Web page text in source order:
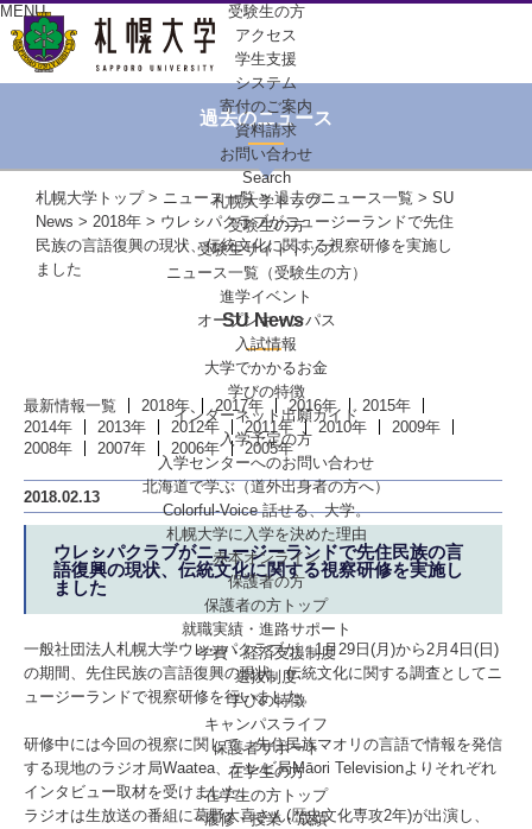
MENU
受験生の方
アクセス
学生支援
システム
寄付のご案内
資料請求
お問い合わせ
Search
札幌大学トップ
受験生の方
受験生サイトトップ
ニュース一覧（受験生の方）
進学イベント
オープンキャンパス
入試情報
大学でかかるお金
学びの特徴
インターネット出願ガイド
入学予定の方
入学センターへのお問い合わせ
北海道で学ぶ（道外出身者の方へ）
Colorful-Voice話せる、大学。
札幌大学に入学を決めた理由
赤本オンライン
保護者の方
保護者の方トップ
就職実績・進路サポート
学費・経済支援制度
選抜制度
学びの特徴
キャンパスライフ
保護者サポート
在学生の方
在学生の方トップ
履修・授業・成績
過去のニュース
札幌大学トップ> ニュース一覧>過去のニュース一覧 > SU
News > 2018年 > ウレㇱパクラブがニュージーランドで先住
民族の言語復興の現状、伝統文化に関する視察研修を実施し
ました
SU News
最新情報一覧 2018年 2017年 2016年
2015年
2014年
2013年 2012年 2011年 2010年
2009年
2008年
2007年 2006年 2005年
2018.02.13
ウレㇱパクラブがニュージーランドで先住民族の言
語復興の現状、伝統文化に関する視察研修を実施し
ました
一般社団法人札幌大学ウレシパクラブが、1月29日(月)から2月4日(日)
の期間、先住民族の言語復興の現状、伝統文化に関する調査としてニ
ュージーランドで視察研修を行いました。
研修中には今回の視察に関して、先住民族マオリの言語で情報を発信
する現地のラジオ局Waatea、テレビ局Māori Televisionよりそれぞれ
インタビュー取材を受けました。
ラジオは生放送の番組に葛野大喜さん(歴史文化専攻2年)が出演し、